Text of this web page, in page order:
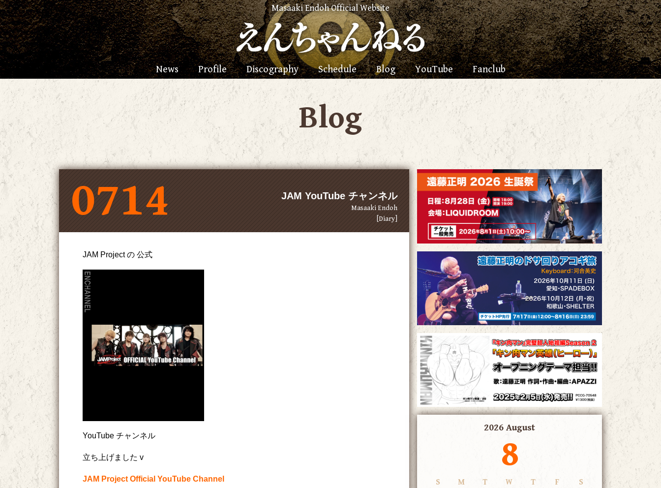
Masaaki Endoh Official Website
News Profile Discography Schedule Blog YouTube Fanclub
Blog
0714 JAM YouTube チャンネル
Masaaki Endoh
[Diary]
JAM Project の 公式
YouTube チャンネル
立ち上げました v
JAM Project Official YouTube Channel
2026 August
8
S M T W T F
S